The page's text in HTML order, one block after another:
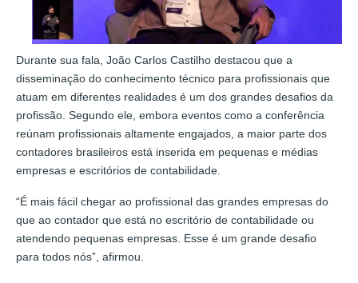
Durante sua fala, João Carlos Castilho destacou que a
disseminação do conhecimento técnico para profissionais que
atuam em diferentes realidades é um dos grandes desafios da
profissão. Segundo ele, embora eventos como a conferência
reúnam profissionais altamente engajados, a maior parte dos
contadores brasileiros está inserida em pequenas e médias
empresas e escritórios de contabilidade.
“É mais fácil chegar ao profissional das grandes empresas do
que ao contador que está no escritório de contabilidade ou
atendendo pequenas empresas. Esse é um grande desafio
para todos nós”, afirmou.